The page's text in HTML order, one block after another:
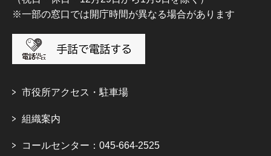
※一部の窓口では開庁時間が異なる場合があります
市役所アクセス・駐車場
組織案内
コールセンター：045-664-2525